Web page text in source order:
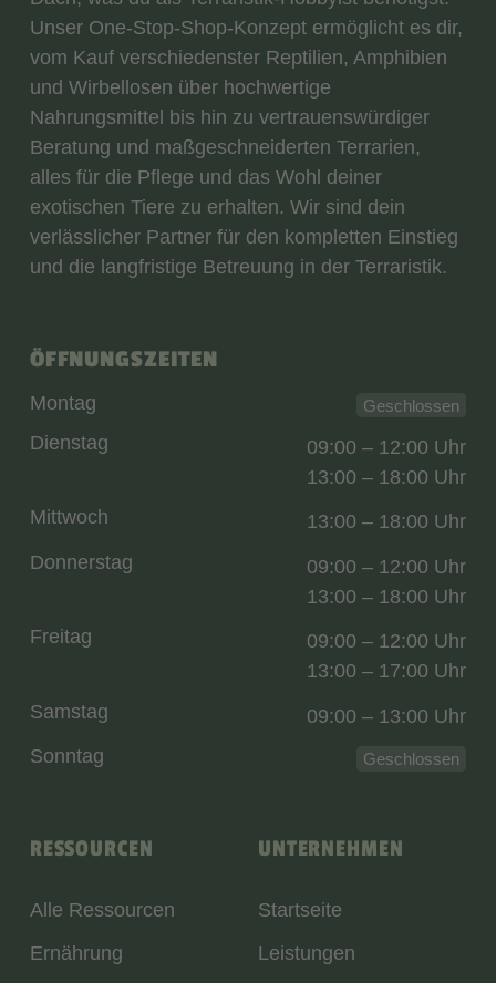
Unser One-Stop-Shop-Konzept ermöglicht es dir,
vom Kauf verschiedenster Reptilien, Amphibien
und Wirbellosen über hochwertige
Nahrungsmittel bis hin zu vertrauenswürdiger
Beratung und maßgeschneiderten Terrarien,
alles für die Pflege und das Wohl deiner
exotischen Tiere zu erhalten. Wir sind dein
verlässlicher Partner für den kompletten Einstieg
und die langfristige Betreuung in der Terraristik.
RESSOURCEN
Alle Ressourcen
Ernährung
UNTERNEHMEN
Startseite
Leistungen
ÖFFNUNGSZEITEN
Montag Geschlossen
Dienstag
09:00 – 12:00 Uhr
13:00 – 18:00 Uhr
Mittwoch
13:00 – 18:00 Uhr
Donnerstag
09:00 – 12:00 Uhr
13:00 – 18:00 Uhr
Freitag
09:00 – 12:00 Uhr
13:00 – 17:00 Uhr
Samstag
09:00 – 13:00 Uhr
Sonntag
Geschlossen